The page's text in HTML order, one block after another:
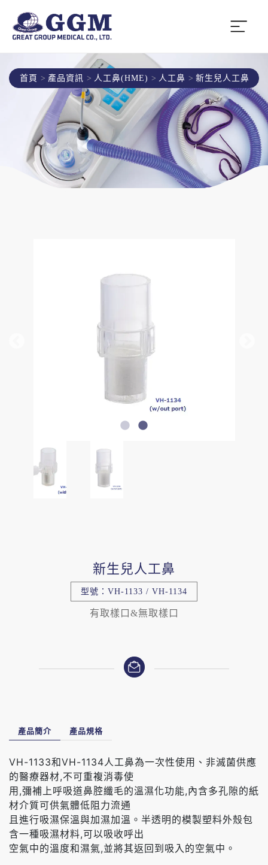
首頁 產品資訊 人工鼻(HME) 人工鼻 新生兒人工鼻
新生兒人工鼻
型號：VH-1133 / VH-1134
有取樣口&無取樣口
產品簡介 產品規格
VH-1133和VH-1134人工鼻為一次性使用、非滅菌供應
的醫療器材,不可重複消毒使
用,彌補上呼吸道鼻腔纖毛的溫濕化功能,內含多孔隙的紙
材介質可供氣體低阻力流通
且進行吸濕保溫與加濕加溫。半透明的模製塑料外殼包
含一種吸濕材料,可以吸收呼出
空氣中的溫度和濕氣,並將其返回到吸入的空氣中。